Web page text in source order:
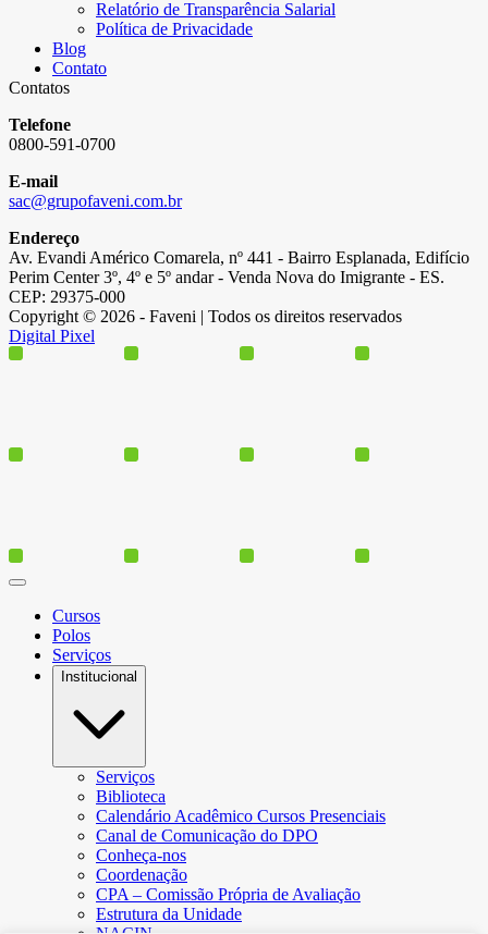
Relatório de Transparência Salarial
Política de Privacidade
Blog
Contato
Contatos
Telefone
0800-591-0700
E-mail
sac@grupofaveni.com.br
Endereço
Av. Evandi Américo Comarela, nº 441 - Bairro Esplanada, Edifício
Perim Center 3º, 4º e 5º andar - Venda Nova do Imigrante - ES.
CEP: 29375-000
Copyright © 2026 - Faveni | Todos os direitos reservados
Digital Pixel
Cursos
Polos
Serviços
Institucional
Serviços
Biblioteca
Calendário Acadêmico Cursos Presenciais
Canal de Comunicação do DPO
Conheça-nos
Coordenação
CPA – Comissão Própria de Avaliação
Estrutura da Unidade